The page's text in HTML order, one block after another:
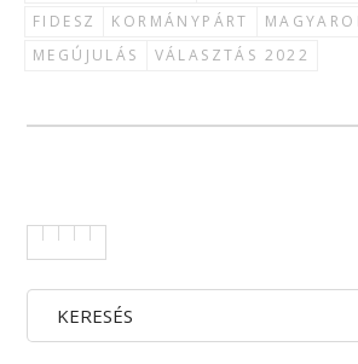
FIDESZ
KORMÁNYPÁRT
MEGÚJULÁS
VÁLASZTÁS 2022